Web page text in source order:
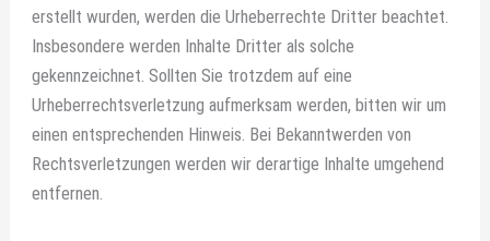
erstellt wurden, werden die Urheberrechte Dritter beachtet.
Insbesondere werden Inhalte Dritter als solche
gekennzeichnet. Sollten Sie trotzdem auf eine
Urheberrechtsverletzung aufmerksam werden, bitten wir um
einen entsprechenden Hinweis. Bei Bekanntwerden von
Rechtsverletzungen werden wir derartige Inhalte umgehend
entfernen.